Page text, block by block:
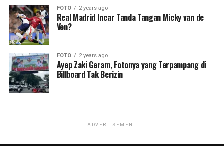
FOTO 2 years ago
Real Madrid Incar Tanda Tangan Micky van de
Ven?
FOTO 2 years ago
Ayep Zaki Geram, Fotonya yang Terpampang di
Billboard Tak Berizin
ADVERTISEMENT